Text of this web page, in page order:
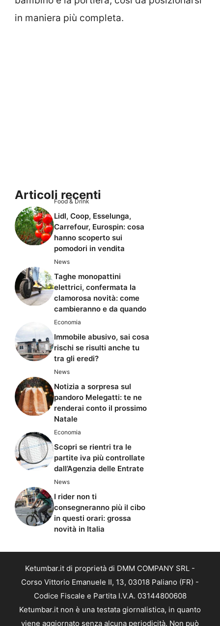
in maniera più completa.
Articoli recenti
Food & Drink
Lidl, Coop, Esselunga,
Carrefour, Eurospin: cosa
hanno scoperto sui
pomodori in vendita
News
Taghe monopattini
elettrici, confermata la
clamorosa novità: come
cambieranno e da quando
Economia
Immobile abusivo, sai cosa
rischi se risulti anche tu
tra gli eredi?
News
Notizia a sorpresa sul
pandoro Melegatti: te ne
renderai conto il prossimo
Natale
Economia
Scopri se rientri tra le
partite iva più controllate
dall’Agenzia delle Entrate
News
I rider non ti
consegneranno più il cibo
in questi orari: grossa
novità in Italia
Ketumbar.it di proprietà di DMM COMPANY SRL -
Corso Vittorio Emanuele II, 13, 03018 Paliano (FR) -
Codice Fiscale e Partita I.V.A. 03144800608
Ketumbar.it non è una testata giornalistica, in quanto
viene aggiornato senza alcuna periodicità. Non può